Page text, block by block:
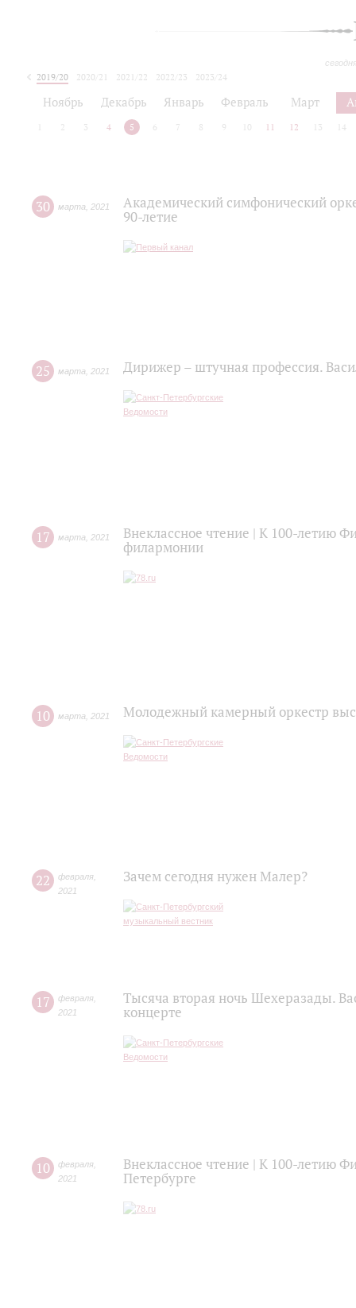
2019/20 2020/21 2021/22 2022/23
2023/24
Ноябрь Декабрь Январь Февраль Март
2 3 4 5 6 7 8 9 10 11 12 13 14
30 марта 2021
Академический симфонический
90-летие
25 марта 2021 Дирижер – штучная профессия.
17 марта 2021
Внеклассное чтение | К 100-летию
филармонии
10 марта 2021 Молодежный камерный оркестр
22 февраля
2021
Зачем сегодня нужен Малер?
17 февраля
2021
Тысяча вторая ночь Шехеразады.
концерте
10 февраля
2021
Внеклассное чтение | К 100-летию
Петербурге